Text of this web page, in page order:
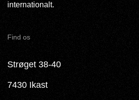
internationalt.
Find os
Strøget 38-40
7430 Ikast